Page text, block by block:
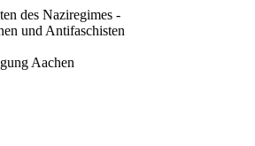
des Naziregimes -
und Antifaschisten
Aachen